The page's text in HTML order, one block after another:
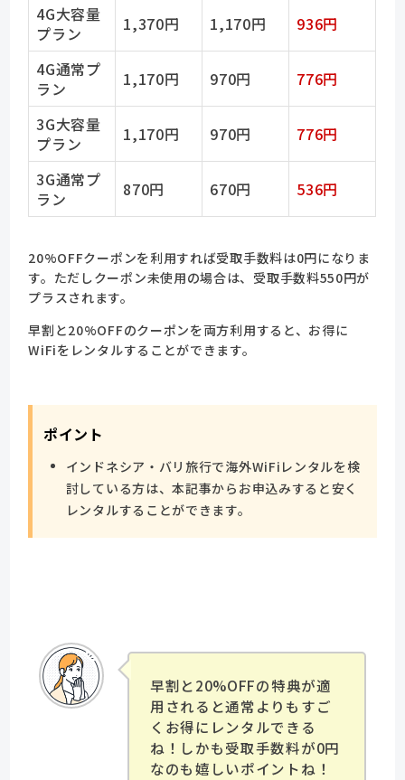
4G大容量
プラン
1,370円 1,170円 936円
4G通常プ
ラン
1,170円 970円 776円
3G大容量
プラン
1,170円 970円 776円
3G通常プ
ラン
870円 670円 536円
20%OFFクーポンを利用すれば受取手数料は0円になりま
す。ただしクーポン未使用の場合は、受取手数料550円が
プラスされます。
早割と20%OFFのクーポンを両方利用すると、お得に
WiFiをレンタルすることができます。
ポイント
インドネシア・バリ旅行で海外WiFiレンタルを検
討している方は、本記事からお申込みすると安く
レンタルすることができます。
早割と20%OFFの特典が適
用されると通常よりもすご
くお得にレンタルできる
ね！しかも受取手数料が0円
なのも嬉しいポイントね！